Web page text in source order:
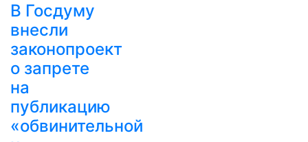
В Госдуму
внесли
законопроект
о запрете
на
публикацию
«обвинительной